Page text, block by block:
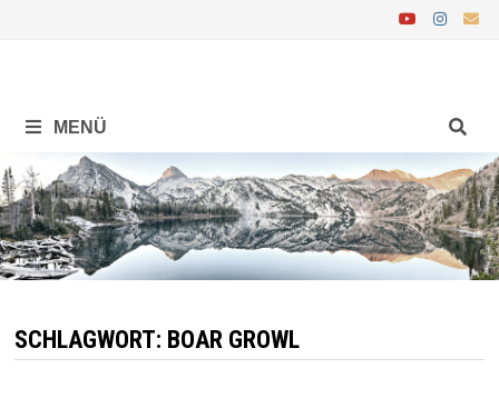
MENÜ
SCHLAGWORT: BOAR GROWL